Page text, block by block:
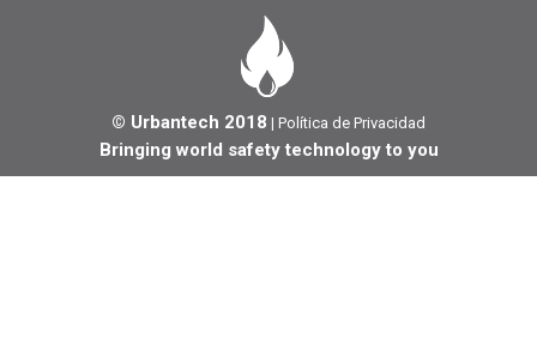
© Urbantech 2018 | Política de Privacidad
Bringing world safety technology to you